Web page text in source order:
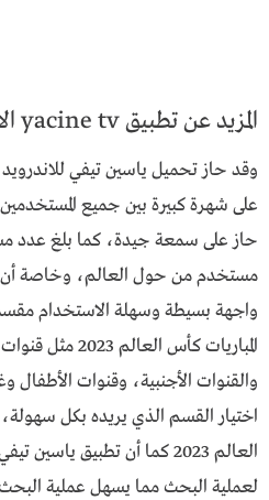
المزيد عن تطبيق yacine tv الاندرويد 2023
على شهرة كبيرة بين جميع
مستخدم من حول العالم، وخاصة أن
واجهة بسيطة وسهلة الاستخدام
المباريات كأس
والقنوات الأجنبية، وقنوات
اختيار القسم الذي يريده بكل
العالم 2023 كما أن تطبيق
لعملية البحث مما يسهل عملية